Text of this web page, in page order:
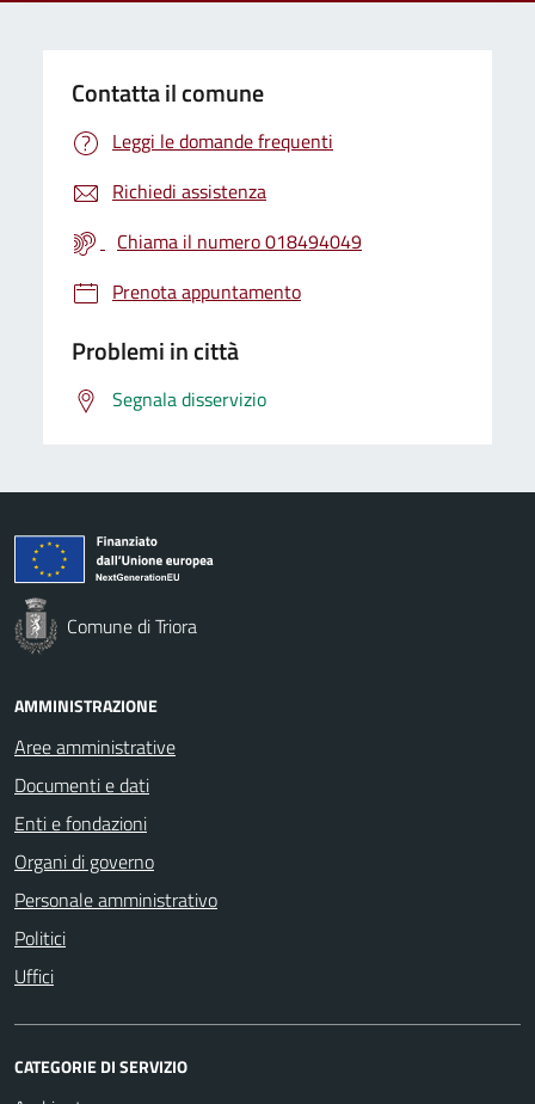
Contatta il comune
Leggi le domande frequenti
Richiedi assistenza
Chiama il numero 018494049
Prenota appuntamento
Problemi in città
Segnala disservizio
Comune di Triora
AMMINISTRAZIONE
Aree amministrative
Documenti e dati
Enti e fondazioni
Organi di governo
Personale amministrativo
Politici
Uffici
CATEGORIE DI SERVIZIO